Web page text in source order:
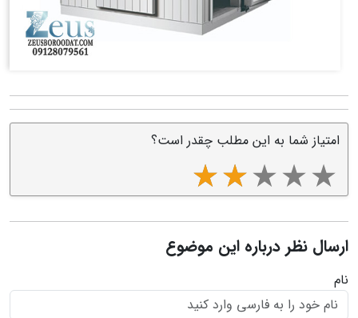
امتیاز شما به این مطلب چقدر است؟
ارسال نظر درباره این موضوع
نام